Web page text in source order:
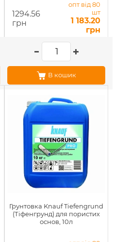
1294.56
грн
опт від 80
шт
1 183.20
грн
В кошик
Грунтовка Knauf Tiefengrund
(Тіфенгрунд) для пористих
основ, 10л